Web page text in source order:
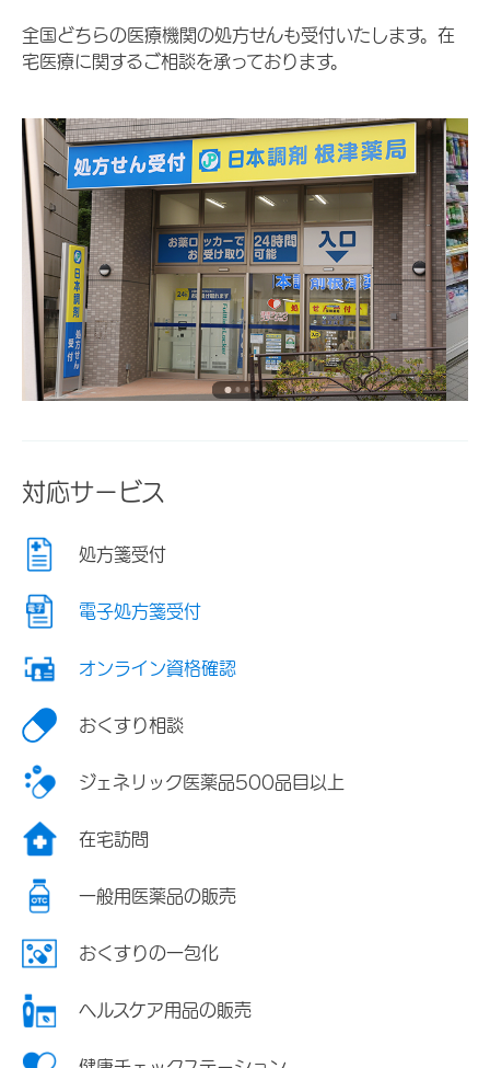
全国どちらの医療機関の処方せんも受付いたします。在
宅医療に関するご相談を承っております。
対応サービス
処方箋受付
電子処方箋受付
オンライン資格確認
おくすり相談
ジェネリック医薬品500品目以上
在宅訪問
一般用医薬品の販売
おくすりの一包化
ヘルスケア用品の販売